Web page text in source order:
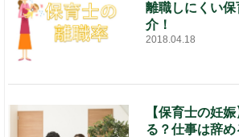
離職しにくい
介！
2018.04.18
【保育士の妊
る？仕事は辞